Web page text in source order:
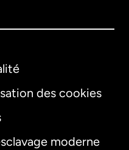
des cookies
moderne